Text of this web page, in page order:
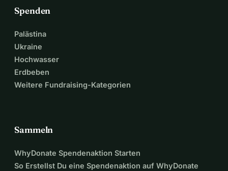
Spenden
Palästina
Ukraine
Hochwasser
Erdbeben
Weitere Fundraising-Kategorien
Sammeln
WhyDonate Spendenaktion Starten
So Erstellst Du eine Spendenaktion auf WhyDonate